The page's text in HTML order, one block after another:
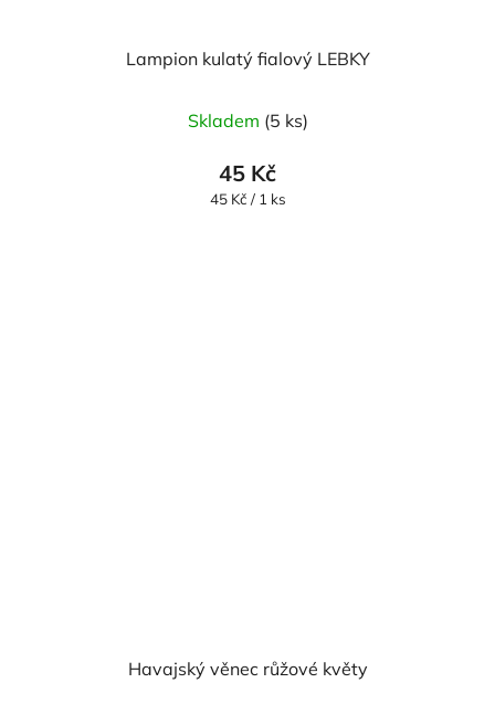
Lampion kulatý fialový LEBKY
Skladem (5 ks)
45 Kč
Měrná
45 Kč / 1 ks
Havajský věnec růžové květy